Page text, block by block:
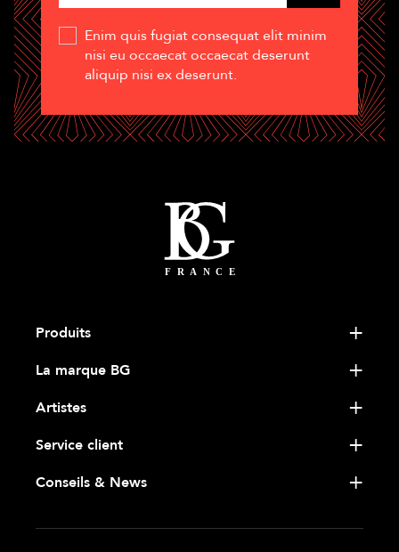
Enim quis fugiat consequat elit minim
nisi eu occaecat occaecat deserunt
aliquip nisi ex deserunt.
Produits
La marque BG
Artistes
Service client
Conseils & News